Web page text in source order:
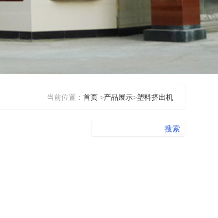
当前位置： 首页 >产品展示>塑料挤出机